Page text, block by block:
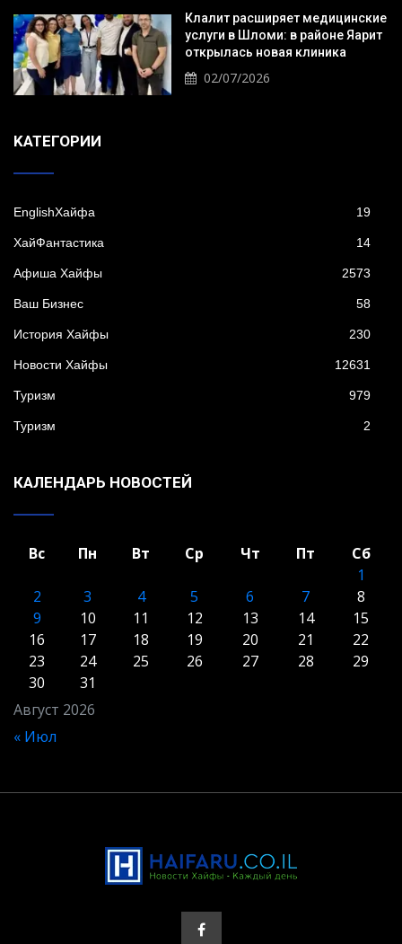
Клалит расширяет медицинские
услуги в Шломи: в районе Яарит
открылась новая клиника
02/07/2026
KАТЕГОРИИ
EnglishХайфа 19
XайФантастика 14
Афиша Хайфы 2573
Ваш Бизнес 58
История Хайфы 230
Новости Хайфы 12631
Туризм 979
Туризм 2
КАЛЕНДАРЬ НОВОСТЕЙ
Август 2026
Вс Пн Вт Ср Чт Пт
Сб
1
2
3 4 5 6 7
8
9
10 11 12 13 14
15
16
17 18 19 20 21
22
23
24 25 26 27 28
29
30
31
« Июл